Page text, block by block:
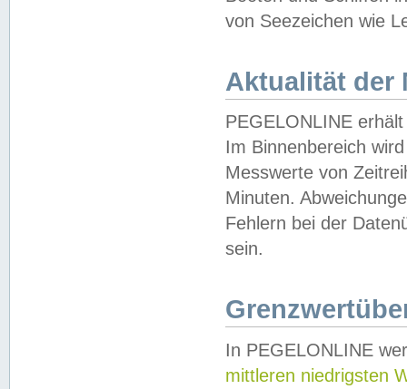
von Seezeichen wie
Aktualität der
PEGELONLINE
Im Binnenbereich
Messwerte von
Minuten.
Fehlern bei der
sein.
In PEGELONLINE
mittleren niedrigsten